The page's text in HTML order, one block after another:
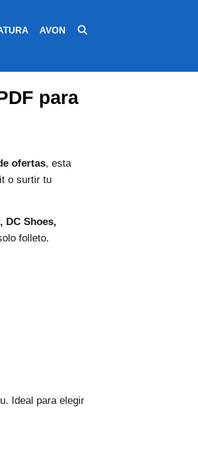
AVON
para
ofertas, esta
o surtir tu
DC Shoes,
folleto.
Ideal para elegir